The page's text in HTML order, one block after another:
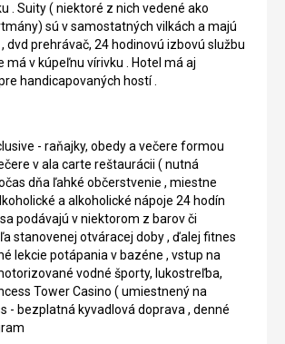
. Suity ( niektoré z nich vedené ako
sú v samostatných vilkách a majú
dvd prehrávač, 24 hodinovú izbovú službu
má v kúpeľnu vírivku . Hotel má aj
handicapovaných hostí .
- raňajky, obedy a večere formou
v ala carte reštaurácii ( nutná
dňa ľahké občerstvenie , miestne
a alkoholické nápoje 24 hodín
podávajú v niektorom z barov či
stanovenej otváracej doby , ďalej fitnes
lekcie potápania v bazéne , vstup na
vodné športy, lukostreľba,
Tower Casino ( umiestnený na
- bezplatná kyvadlová doprava , denné